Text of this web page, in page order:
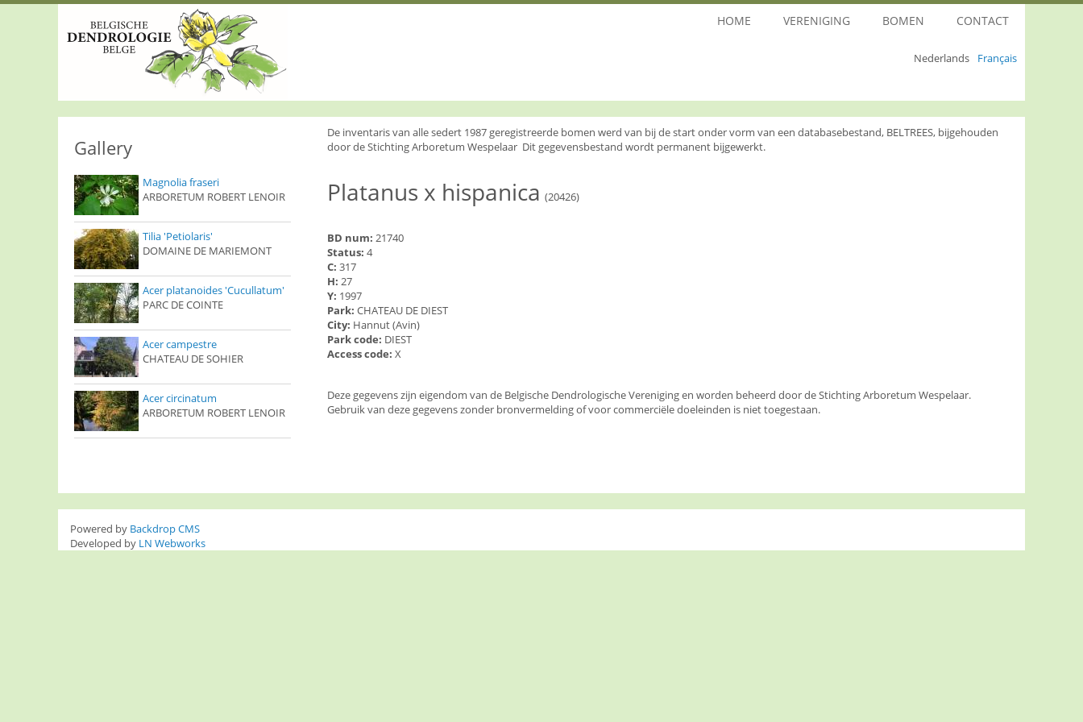
Nederlands Français
HOME VERENIGING BOMEN CONTACT
De inventaris van alle sedert 1987 geregistreerde bomen werd van bij de start onder vorm van een databasebestand, BELTREES, bijgehouden
door de Stichting Arboretum Wespelaar Dit gegevensbestand wordt permanent bijgewerkt.
Platanus x hispanica (20426)
BD num: 21740
Status: 4
C: 317
H: 27
Y: 1997
Park: CHATEAU DE DIEST
City: Hannut (Avin)
Park code: DIEST
Access code: X
Deze gegevens zijn eigendom van de Belgische Dendrologische Vereniging en worden beheerd door de Stichting Arboretum Wespelaar.
Gebruik van deze gegevens zonder bronvermelding of voor commerciële doeleinden is niet toegestaan.
Gallery
Magnolia fraseri
ARBORETUM ROBERT LENOIR
Tilia 'Petiolaris'
DOMAINE DE MARIEMONT
Acer platanoides 'Cucullatum'
PARC DE COINTE
Acer campestre
CHATEAU DE SOHIER
Acer circinatum
ARBORETUM ROBERT LENOIR
Powered by Backdrop CMS
Developed by LN Webworks